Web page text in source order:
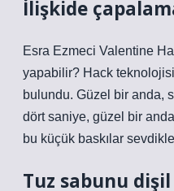
İlişkide
Esra Ezmeci Valentine
yapabilir? Hack
bulundu. Güzel bir anda,
dört saniye, güzel bir
bu küçük baskılar
Tuz sabunu